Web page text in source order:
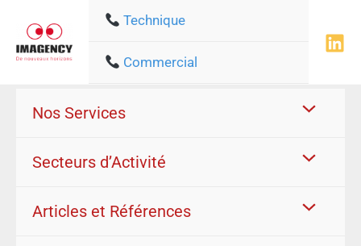
contenu
Technique
Commercial
Nos Services
Secteurs d’Activité
Articles et Références